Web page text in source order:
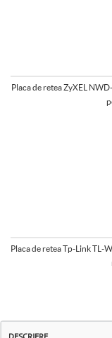
Placa de retea ZyXEL
Placa de retea Tp-Link TL-